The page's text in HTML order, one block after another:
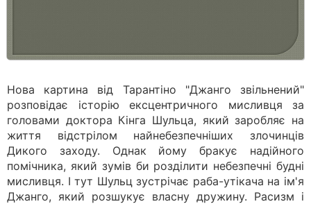
Нова картина від Тарантіно "Джанго звільнений"
розповідає історію ексцентричного мисливця за
головами доктора Кінга Шульца, який заробляє на
життя відстрілом найнебезпечніших злочинців
Дикого заходу. Однак йому бракує надійного
помічника, який зумів би розділити небезпечні будні
мисливця. І тут Шульц зустрічає раба-утікача на ім'я
Джанго, який розшукує власну дружину. Расизм і